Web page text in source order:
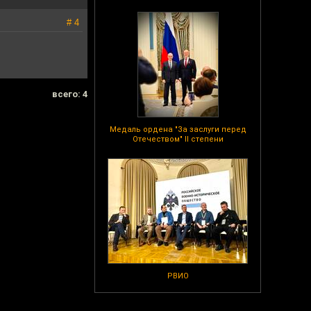
Медаль ордена "За заслуги перед
Отечеством" II степени
РВИО
# 4
всего: 4